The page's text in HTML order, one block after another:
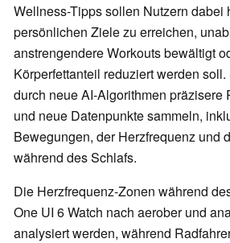
Wellness-Tipps sollen Nutzern dabei
persönlichen Ziele zu erreichen,
anstrengendere Workouts bewältigt
Körperfettanteil reduziert werden
durch neue AI-Algorithmen präzisere
und neue Datenpunkte sammeln,
Bewegungen, der Herzfrequenz und
während des Schlafs.
Die Herzfrequenz-Zonen während
One UI 6 Watch nach aerober und
analysiert werden, während